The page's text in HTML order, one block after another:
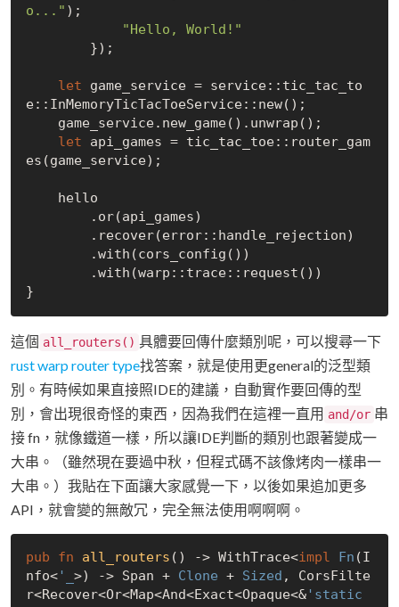
o..." );
"Hello, World!"
let game_service = service::tic_tac_to
e::InMemoryTicTacToeService::new();
let api_games = tic_tac_toe::router_gam
es(game_service);
這個 all_routers() 具體要回傳什麼類別呢，可以搜尋一下
rust warp router type找答案，就是使用更general的泛型類
別。有時候如果直接照IDE的建議，自動實作要回傳的型
別，會出現很奇怪的東西，因為我們在這裡一直用 and/or 串
接 fn，就像鐵道一樣，所以讓IDE判斷的類別也跟著變成一
大串。（雖然現在要過中秋，但程式碼不該像烤肉一樣串一
大串。）我貼在下面讓大家感覺一下，以後如果追加更多
API，就會變的無敵冗，完全無法使用啊啊啊。
pub fn all_routers () -> WithTrace<impl Fn (I
nfo<'_ >) -> Span + Clone + Sized , CorsFilte
r<Recover<Or<Map<And<Exact<Opaque<&'static